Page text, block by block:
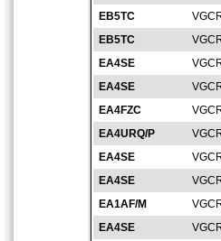
EB5TC
EB5TC
EA4SE
EA4SE
EA4FZC
EA4URQ/P
EA4SE
EA4SE
EA1AF/M
EA4SE